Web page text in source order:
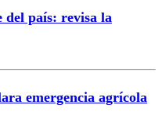
del país: revisa la
emergencia agrícola